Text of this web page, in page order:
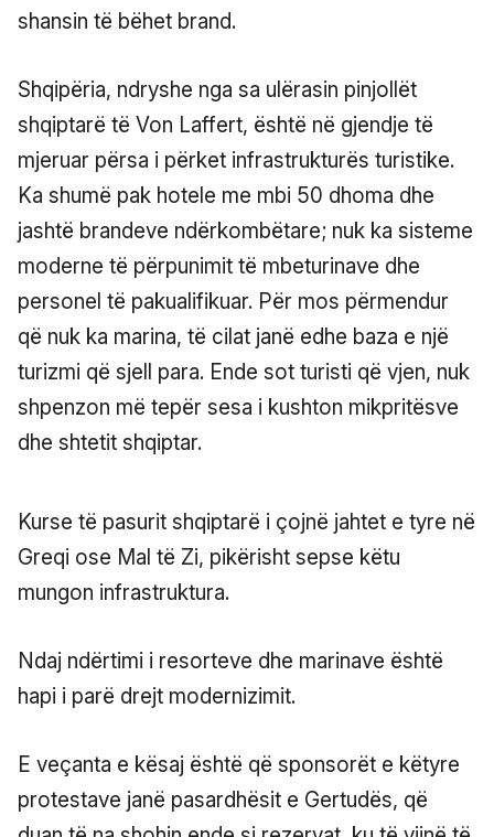
shansin të bëhet brand.
Shqipëria, ndryshe nga sa ulërasin pinjollët
shqiptarë të Von Laffert, është në gjendje të
mjeruar përsa i përket infrastrukturës turistike.
Ka shumë pak hotele me mbi 50 dhoma dhe
jashtë brandeve ndërkombëtare; nuk ka sisteme
moderne të përpunimit të mbeturinave dhe
personel të pakualifikuar. Për mos përmendur
që nuk ka marina, të cilat janë edhe baza e një
turizmi që sjell para. Ende sot turisti që vjen, nuk
shpenzon më tepër sesa i kushton mikpritësve
dhe shtetit shqiptar.
Kurse të pasurit shqiptarë i çojnë jahtet e tyre në
Greqi ose Mal të Zi, pikërisht sepse këtu
mungon infrastruktura.
Ndaj ndërtimi i resorteve dhe marinave është
hapi i parë drejt modernizimit.
E veçanta e kësaj është që sponsorët e këtyre
protestave janë pasardhësit e Gertudës, që